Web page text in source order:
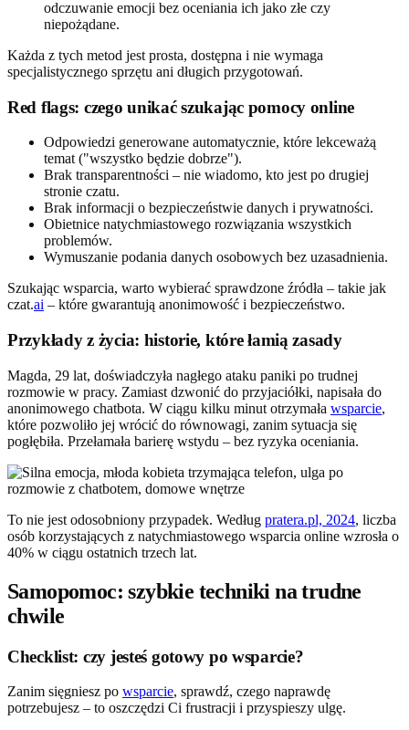
odczuwanie emocji bez oceniania ich jako złe czy
niepożądane.
Każda z tych metod jest prosta, dostępna i nie wymaga
specjalistycznego sprzętu ani długich przygotowań.
Red flags: czego unikać szukając pomocy online
Odpowiedzi generowane automatycznie, które lekceważą
temat ("wszystko będzie dobrze").
Brak transparentności – nie wiadomo, kto jest po drugiej
stronie czatu.
Brak informacji o bezpieczeństwie danych i prywatności.
Obietnice natychmiastowego rozwiązania wszystkich
problemów.
Wymuszanie podania danych osobowych bez uzasadnienia.
Szukając wsparcia, warto wybierać sprawdzone źródła – takie jak
czat.ai – które gwarantują anonimowość i bezpieczeństwo.
Przykłady z życia: historie, które łamią zasady
Magda, 29 lat, doświadczyła nagłego ataku paniki po trudnej
rozmowie w pracy. Zamiast dzwonić do przyjaciółki, napisała do
anonimowego chatbota. W ciągu kilku minut otrzymała wsparcie,
które pozwoliło jej wrócić do równowagi, zanim sytuacja się
pogłębiła. Przełamała barierę wstydu – bez ryzyka oceniania.
To nie jest odosobniony przypadek. Według pratera.pl, 2024, liczba
osób korzystających z natychmiastowego wsparcia online wzrosła o
40% w ciągu ostatnich trzech lat.
Samopomoc: szybkie techniki na trudne
chwile
Checklist: czy jesteś gotowy po wsparcie?
Zanim sięgniesz po wsparcie, sprawdź, czego naprawdę
potrzebujesz – to oszczędzi Ci frustracji i przyspieszy ulgę.